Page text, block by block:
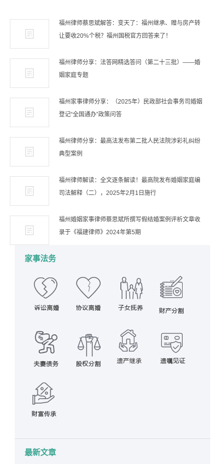
福州律师蔡思斌解答：变天了：福州继承、赠与房产转
让要收20%个税？福州国税官方回答来了！
福州律师分享：法答网精选答问（第二十三批）——婚
姻家庭专题
福州家事律师分享：（2025年）民政部社会事务司婚姻
登记“全国通办”政策问答
福州律师分享：最高法发布第二批人民法院涉彩礼纠纷
典型案例
福州律师解读：全文逐条解读！最高院发布婚姻家庭编
司法解释（二），2025年2月1日施行
福州婚姻家事律师蔡思斌所撰写假结婚案例评析文章收
录于《福建律师》2024年第5期
家事法务
最新文章